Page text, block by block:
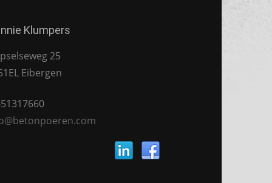
Klumpers
25
Eibergen